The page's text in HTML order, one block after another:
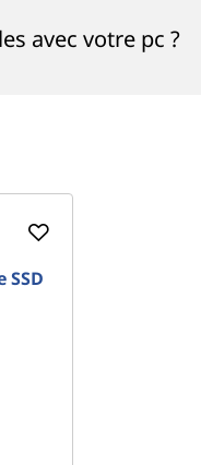
avec votre pc ?
SSD